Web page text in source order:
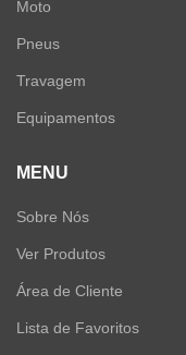
Moto
Pneus
Travagem
Equipamentos
MENU
Sobre Nós
Ver Produtos
Área de Cliente
Lista de Favoritos